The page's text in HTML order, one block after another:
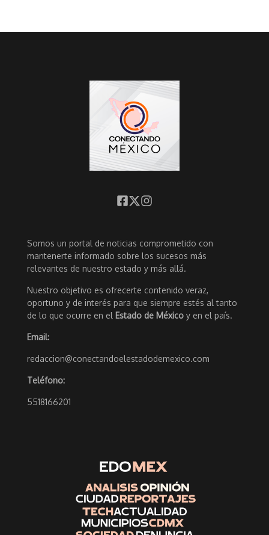
Somos un portal de noticias comprometido con
mantenerte informado sobre los sucesos más
relevantes de nuestro estado y más allá.
Nuestro objetivo es ofrecerte contenido veraz,
oportuno y de interés para que siempre estés al tanto
de lo que ocurre en el Estado de México y en el país.
Email:
redaccion@conectandoelestadodemexico.com
Teléfono:
5518166201